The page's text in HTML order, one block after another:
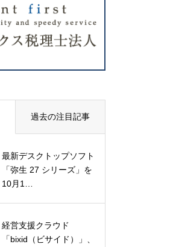
過去の注目記事
最新デスクトップソフト
「弥生 27 シリーズ」を
10月1…
経営支援クラウド
「bixid（ビサイド）」、